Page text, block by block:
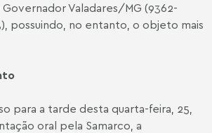
Governador Valadares/MG (9362-
possuindo, no entanto, o objeto mais
para a tarde desta quarta-feira, 25,
oral pela Samarco, a